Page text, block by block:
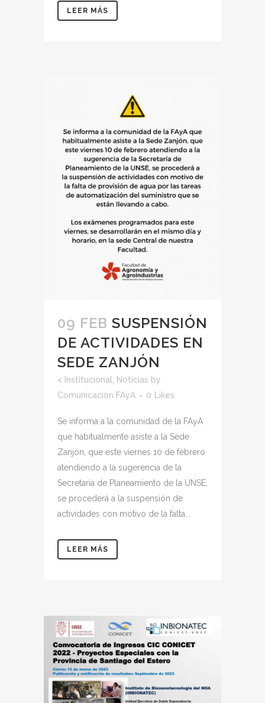
LEER MÁS
09 FEB SUSPENSIÓN
DE ACTIVIDADES EN
SEDE ZANJÓN
< Institucional Noticias by
Comunicación FAyA
0 Likes
Se informa a la comunidad de la FAyA
que habitualmente asiste a la Sede
Zanjón, que este viernes 10 de febrero
atendiendo a la sugerencia de la
Secretaría de Planeamiento de la UNSE,
se procederá a la suspensión de
actividades con motivo de la falta...
LEER MÁS